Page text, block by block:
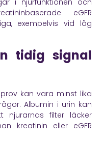
eGFR
exempelvis vid låg
tidig signal
kan vara minst lika
Albumin i urin kan
filter läcker
kreatinin eller eGFR